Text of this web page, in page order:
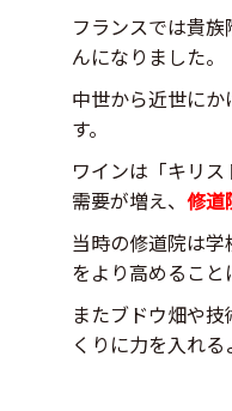
フランスでは貴
んになりました。
中世から近世にか
す。
ワインは「キリ
需要が増え、 修道
当時の修道院は
をより高めること
またブドウ畑や
くりに力を入れる